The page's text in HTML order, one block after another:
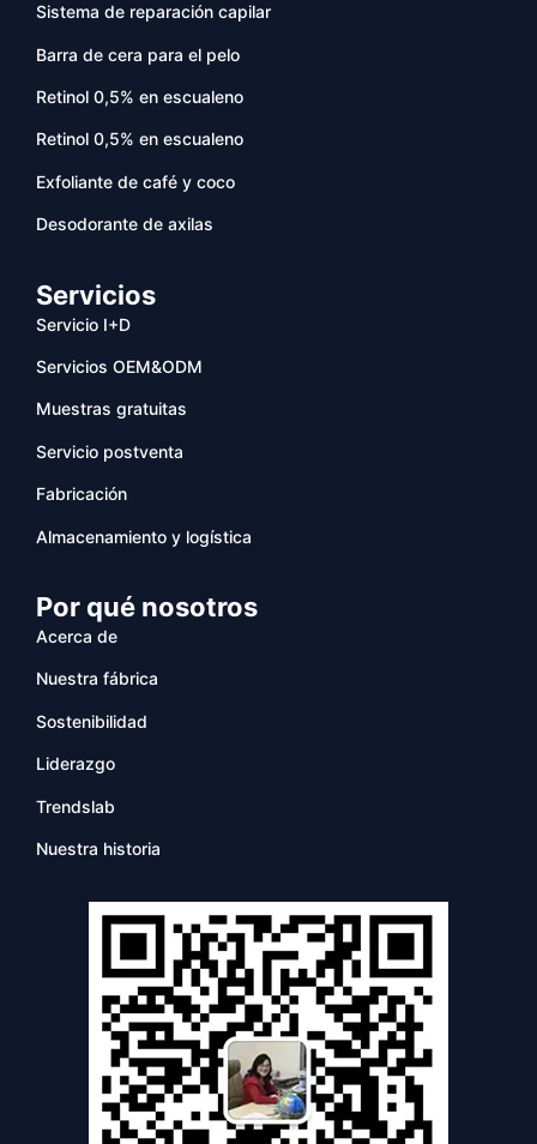
Sistema de reparación capilar
Barra de cera para el pelo
Retinol 0,5% en escualeno
Retinol 0,5% en escualeno
Exfoliante de café y coco
Desodorante de axilas
Servicios
Servicio I+D
Servicios OEM&ODM
Muestras gratuitas
Servicio postventa
Fabricación
Almacenamiento y logística
Por qué nosotros
Acerca de
Nuestra fábrica
Sostenibilidad
Liderazgo
Trendslab
Nuestra historia